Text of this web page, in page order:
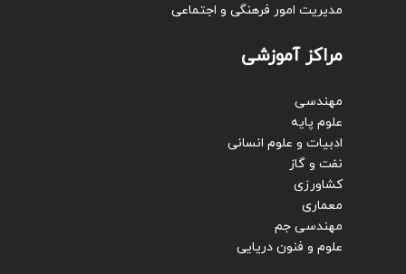
مدیریت امور فرهنگی و اجتماعی
مراکز آموزشی
مهندسی
علوم پایه
ادبیات و علوم انسانی
نفت و گاز
کشاورزی
معماری
مهندسی جم
علوم و فنون دریایی